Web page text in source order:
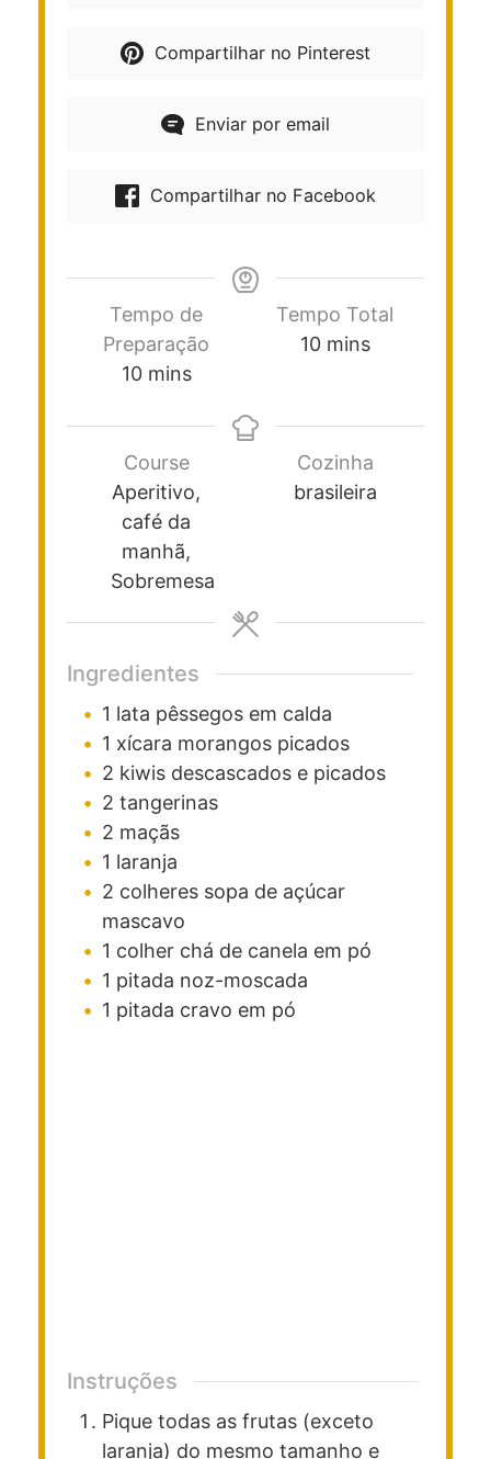
Compartilhar no Pinterest
Enviar por email
Compartilhar no Facebook
Tempo de
Preparação
10 mins
Tempo Total
10 mins
Course
Aperitivo,
café da
manhã,
Sobremesa
Cozinha
brasileira
Ingredientes
1 lata pêssegos em calda
1 xícara morangos picados
2 kiwis descascados e picados
2 tangerinas
2 maçãs
1 laranja
2 colheres sopa de açúcar
mascavo
1 colher chá de canela em pó
1 pitada noz-moscada
1 pitada cravo em pó
Instruções
Pique todas as frutas (exceto
laranja) do mesmo tamanho e